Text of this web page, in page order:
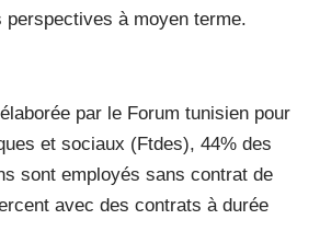
à moyen terme.
par le Forum tunisien pour
et sociaux (Ftdes), 44% des
sont employés sans contrat de
avec des contrats à durée